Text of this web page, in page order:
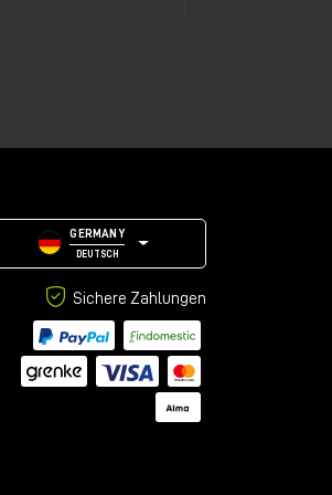
GERMANY
DEUTSCH
Sichere Zahlungen